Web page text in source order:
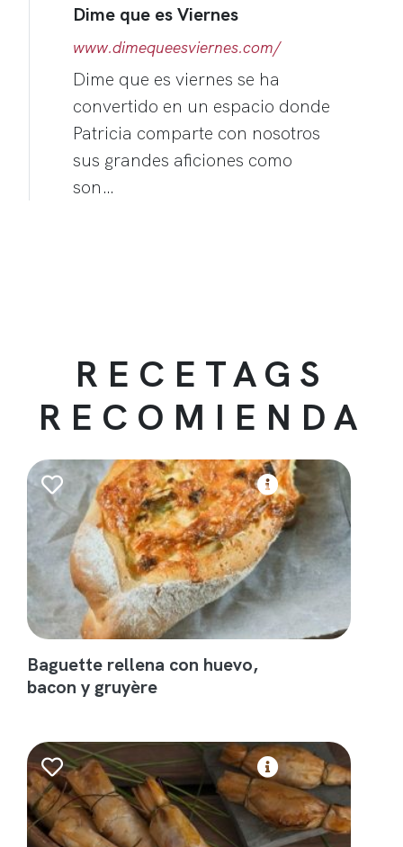
Dime que es Viernes
www.dimequeesviernes.com/
Dime que es viernes se ha
convertido en un espacio donde
Patricia comparte con nosotros
sus grandes aficiones como
son…
RECETAGS
RECOMIENDA
Baguette rellena con huevo,
bacon y gruyère